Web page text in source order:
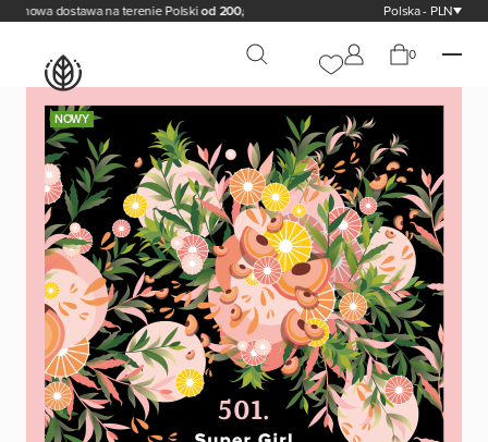
dostawa na terenie Polskiod 200,00 zł Polska - PLN
0
NOWY